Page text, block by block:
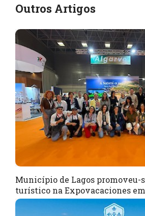
Outros Artigos
Município de Lagos promoveu-
turístico na Expovacaciones